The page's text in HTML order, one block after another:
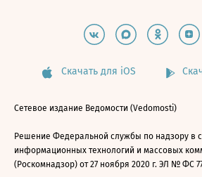
Скачать для iOS
Сетевое издание Ведомости (Vedomosti)
Решение Федеральной службы по надзору в
информационных технологий и массовых
(Роскомнадзор) от 27 ноября 2020 г. ЭЛ № ФС